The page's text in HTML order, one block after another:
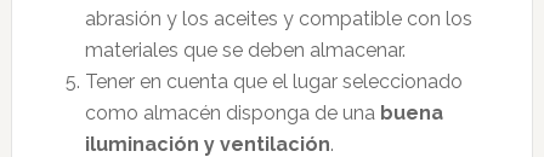
abrasión y los aceites y compatible con los
materiales que se deben almacenar.
Tener en cuenta que el lugar seleccionado
como almacén disponga de una buena
iluminación y ventilación.